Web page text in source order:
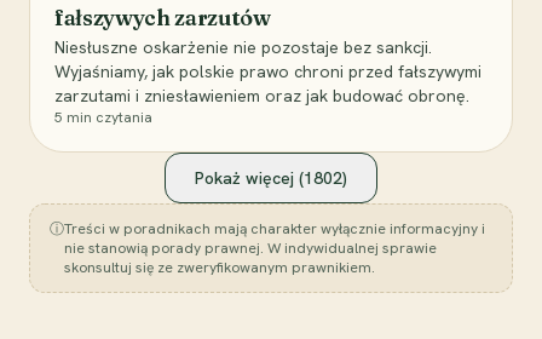
fałszywych zarzutów
Niesłuszne oskarżenie nie pozostaje bez sankcji.
Wyjaśniamy, jak polskie prawo chroni przed fałszywymi
zarzutami i zniesławieniem oraz jak budować obronę.
5 min czytania
Pokaż więcej (1802)
ⓘTreści w poradnikach mają charakter wyłącznie informacyjny i
nie stanowią porady prawnej. W indywidualnej sprawie
skonsultuj się ze zweryfikowanym prawnikiem.